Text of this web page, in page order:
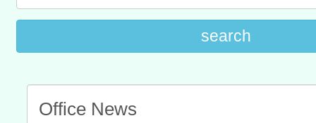
擴大為「滿6個月以上尚未
措施，延長至115年9月28
search